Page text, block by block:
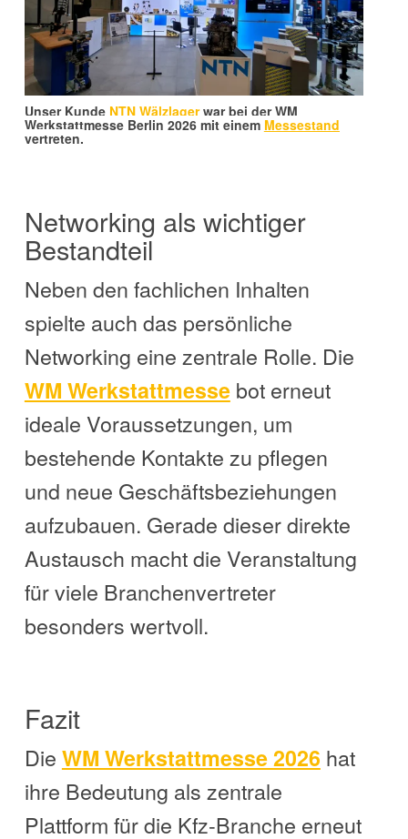
Unser Kunde NTN Wälzlagerwarbei der WM
Werkstattmesse Berlin 2026 mit einem Messestand
vertreten.
Networking als wichtiger
Bestandteil
Neben den fachlichen Inhalten
spielte auch das persönliche
Networking eine zentrale Rolle. Die
WM Werkstattmessebot erneut
ideale Voraussetzungen, um
bestehende Kontakte zu pflegen
und neue Geschäftsbeziehungen
aufzubauen. Gerade dieser direkte
Austausch macht die Veranstaltung
für viele Branchenvertreter
besonders wertvoll.
Fazit
Die WM Werkstattmesse 2026 hat
ihre Bedeutung als zentrale
Plattform für die Kfz-Branche erneut